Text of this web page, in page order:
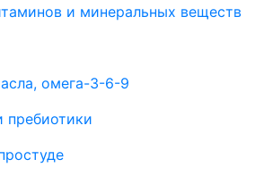
и минеральных веществ
омега-3-6-9
пребиотики